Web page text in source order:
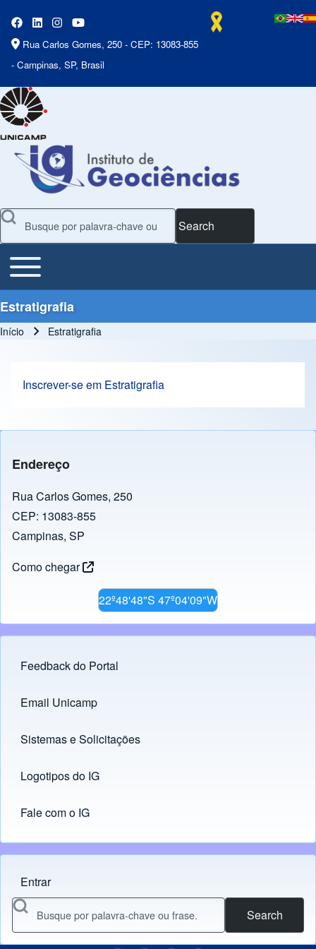
Rua Carlos Gomes, 250 - CEP: 13083-855
- Campinas, SP, Brasil
Search
Main Menu
Toggle main menu
Estratigrafia
Início Estratigrafia
Inscrever-se em Estratigrafia
Endereço
Rua Carlos Gomes, 250
CEP: 13083-855
Campinas, SP
Como chegar
22º48'48"S 47º04'09"W
Footer menu
Feedback do Portal
Links
Email Unicamp
(opens in new tab)
Sistemas e Solicitações
(opens in new tab)
Logotipos do IG
(opens in new tab)
Fale com o IG
Menu do usuário
Entrar
Search